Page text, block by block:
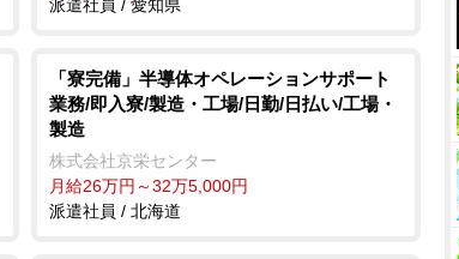
派遣社員 / 愛知県
「寮完備」半導体オペレーションサポート
業務/即入寮/製造・工場/日勤/日払い/工場・
製造
株式会社京栄センター
月給26万円～32万5,000円
派遣社員 / 北海道